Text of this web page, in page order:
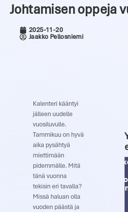
Johtamisen oppeja
2025-11-20
Jaakko Pellosniemi
Kalenteri kääntyi
jälleen uudelle
vuosiluvulle.
Tammikuu on hyvä
aika pysähtyä
miettimään
pidemmälle. Mitä
tänä vuonna
tekisin eri tavalla?
Missä haluan olla
vuoden päästä ja